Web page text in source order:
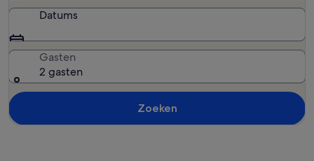
Datums
Gasten
2 gasten
Zoeken